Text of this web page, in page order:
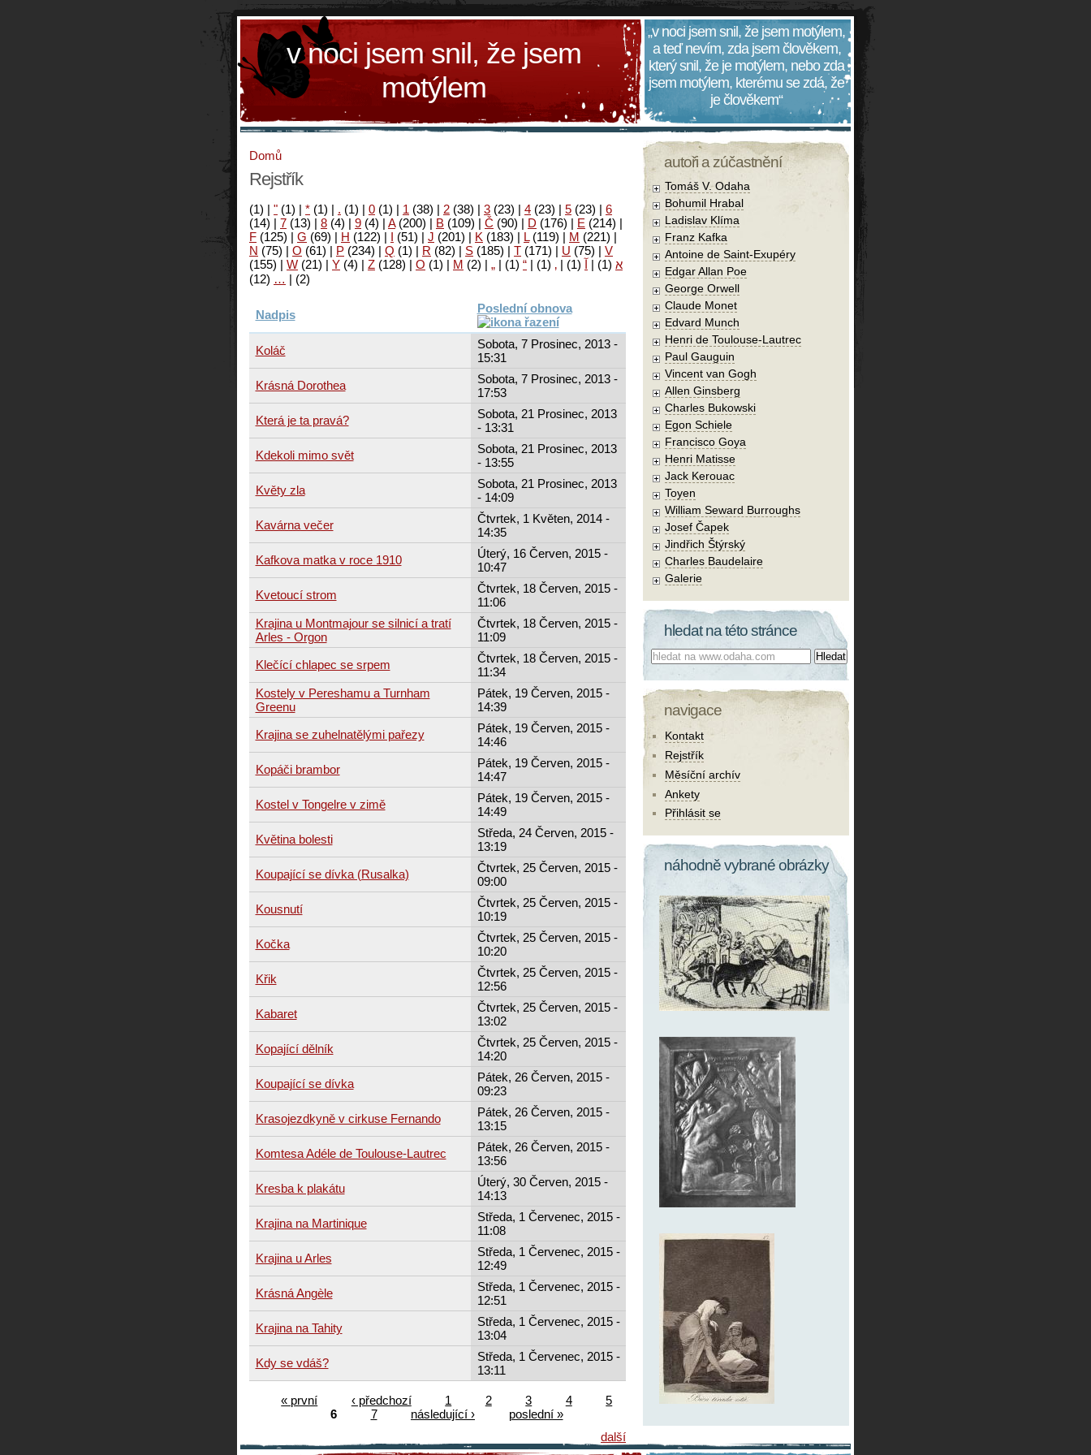
v noci jsem snil, že jsem
motýlem
„v noci jsem snil, že jsem motýlem,
a teď nevím, zda jsem člověkem,
který snil, že je motýlem, nebo zda
jsem motýlem, kterému se zdá, že
je člověkem“
Domů
Rejstřík
(1) | " (1) | * (1) | . (1) | 0 (1) | 1 (38) | 2 (38) | 3 (23) | 4 (23) | 5 (23) | 6
(14) | 7 (13) | 8 (4) | 9 (4) | A(200) | B (109) | Č (90) | D (176) | E (214) |
F (125) | G (69) | H (122) | I (51) | J (201) | K (183) | L(119) | M (221) |
N (75) | O (61) | P (234) | Q (1) | R (82) | S (185) | T (171) | U (75) | V
(155) | W (21) | Y (4) | Z (128) | Ο (1) | М (2) | א (1)
| آ (1)
|
‚
(1)
|
“
(1)
|
„
(2)
|
…
(12)
Nadpis Poslední obnova
Koláč
Sobota, 7 Prosinec, 2013 -
15:31
Krásná Dorothea
Sobota, 7 Prosinec, 2013 -
17:53
Která je ta pravá?
Sobota, 21 Prosinec, 2013
- 13:31
Kdekoli mimo svět
Sobota, 21 Prosinec, 2013
- 13:55
Květy zla
Sobota, 21 Prosinec, 2013
- 14:09
Kavárna večer
Čtvrtek, 1 Květen, 2014 -
14:35
Kafkova matka v roce 1910
Úterý, 16 Červen, 2015 -
10:47
Kvetoucí strom
Čtvrtek, 18 Červen, 2015 -
11:06
Krajina u Montmajour se silnicí a tratí
Arles - Orgon
Čtvrtek, 18 Červen, 2015 -
11:09
Klečící chlapec se srpem
Čtvrtek, 18 Červen, 2015 -
11:34
Kostely v Pereshamu a Turnham
Greenu
Pátek, 19 Červen, 2015 -
14:39
Krajina se zuhelnatělými pařezy
Pátek, 19 Červen, 2015 -
14:46
Kopáči brambor
Pátek, 19 Červen, 2015 -
14:47
Kostel v Tongelre v zimě
Pátek, 19 Červen, 2015 -
14:49
Květina bolesti
Středa, 24 Červen, 2015 -
13:19
Koupající se dívka (Rusalka)
Čtvrtek, 25 Červen, 2015 -
09:00
Kousnutí
Čtvrtek, 25 Červen, 2015 -
10:19
Kočka
Čtvrtek, 25 Červen, 2015 -
10:20
Křik
Čtvrtek, 25 Červen, 2015 -
12:56
Kabaret
Čtvrtek, 25 Červen, 2015 -
13:02
Kopající dělník
Čtvrtek, 25 Červen, 2015 -
14:20
Koupající se dívka
Pátek, 26 Červen, 2015 -
09:23
Krasojezdkyně v cirkuse Fernando
Pátek, 26 Červen, 2015 -
13:15
Komtesa Adéle de Toulouse-Lautrec
Pátek, 26 Červen, 2015 -
13:56
Kresba k plakátu
Úterý, 30 Červen, 2015 -
14:13
Krajina na Martinique
Středa, 1 Červenec, 2015 -
11:08
Krajina u Arles
Středa, 1 Červenec, 2015 -
12:49
Krásná Angèle
Středa, 1 Červenec, 2015 -
12:51
Krajina na Tahity
Středa, 1 Červenec, 2015 -
13:04
Kdy se vdáš?
Středa, 1 Červenec, 2015 -
13:11
« první ‹ předchozí 1 2 3 4
5
6
7 následující ›
poslední »
další
autoři a zúčastnění
Tomáš V. Odaha
Bohumil Hrabal
Ladislav Klíma
Franz Kafka
Antoine de Saint-Exupéry
Edgar Allan Poe
George Orwell
Claude Monet
Edvard Munch
Henri de Toulouse-Lautrec
Paul Gauguin
Vincent van Gogh
Allen Ginsberg
Charles Bukowski
Egon Schiele
Francisco Goya
Henri Matisse
Jack Kerouac
Toyen
William Seward Burroughs
Josef Čapek
Jindřich Štýrský
Charles Baudelaire
Galerie
hledat na této stránce
Co hledat:
navigace
Kontakt
Rejstřík
Měsíční archív
Ankety
Přihlásit se
náhodně vybrané obrázky